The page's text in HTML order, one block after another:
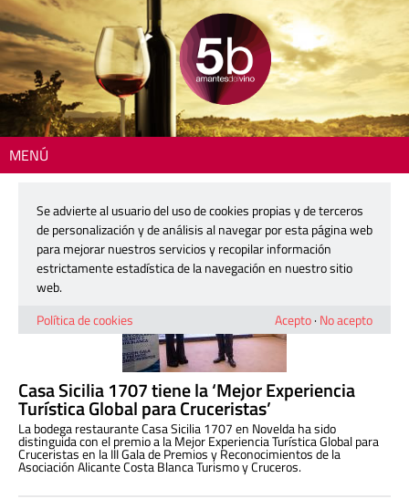
MENÚ
Resultados de búsqueda
Casa Sicilia 1707 tiene la ‘Mejor Experiencia
Turística Global para Cruceristas’
La bodega restaurante Casa Sicilia 1707 en Novelda ha sido
distinguida con el premio a la Mejor Experiencia Turística Global para
Cruceristas en la III Gala de Premios y Reconocimientos de la
Asociación Alicante Costa Blanca Turismo y Cruceros.
Se advierte al usuario del uso de cookies propias y de terceros
de personalización y de análisis al navegar por esta página web
para mejorar nuestros servicios y recopilar información
estrictamente estadística de la navegación en nuestro sitio
web.
Política de cookies
Acepto· No acepto